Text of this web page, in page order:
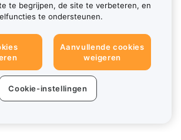
te begrijpen, de site te verbeteren, en
te ondersteunen.
Aanvullende cookies
weigeren
Cookie-instellingen